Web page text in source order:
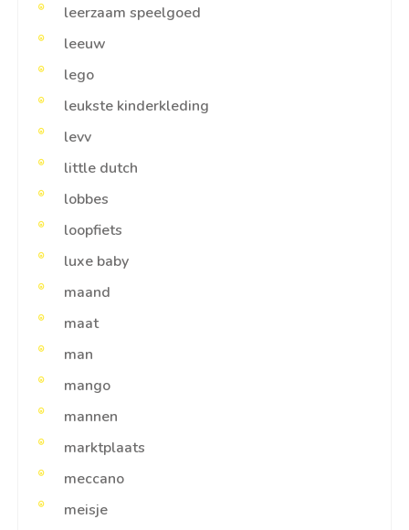
leerzaam speelgoed
leeuw
lego
leukste kinderkleding
levv
little dutch
lobbes
loopfiets
luxe baby
maand
maat
man
mango
mannen
marktplaats
meccano
meisje